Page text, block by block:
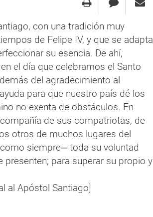
con una tradición muy
de Felipe IV, y que se adapta
su esencia. De ahí,
el día que celebramos el Santo
del agradecimiento al
para que nuestro país dé los
no exenta de obstáculos. En
de sus compatriotas, de
otros de muchos lugares del
siempre─ toda su voluntad
presenten; para superar su propio y
al Apóstol Santiago]